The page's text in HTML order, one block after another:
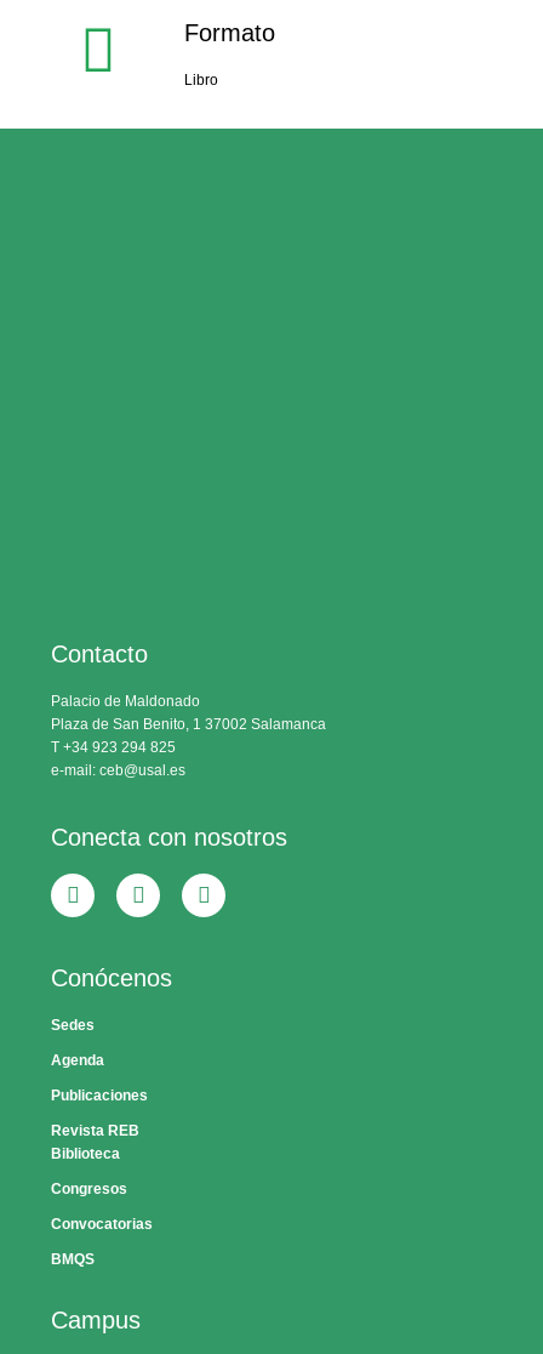
Formato
Libro
Contacto
Palacio de Maldonado
Plaza de San Benito, 1 37002 Salamanca
T +34 923 294 825
e-mail: ceb@usal.es
Conecta con nosotros
Conócenos
Sedes
Agenda
Publicaciones
Revista REB
Biblioteca
Congresos
Convocatorias
BMQS
Campus